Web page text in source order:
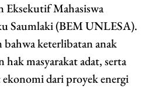
Eksekutif Mahasiswa
Saumlaki (BEM UNLESA).
bahwa keterlibatan anak
masyarakat adat, serta
dari proyek energi